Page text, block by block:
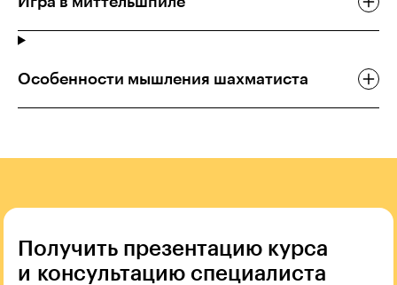
Особенности мышления шахматиста
Получить презентацию курса
и консультацию специалиста